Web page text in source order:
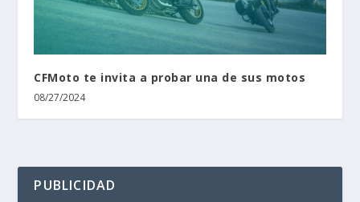
CFMoto te invita a probar una de sus motos
08/27/2024
PUBLICIDAD